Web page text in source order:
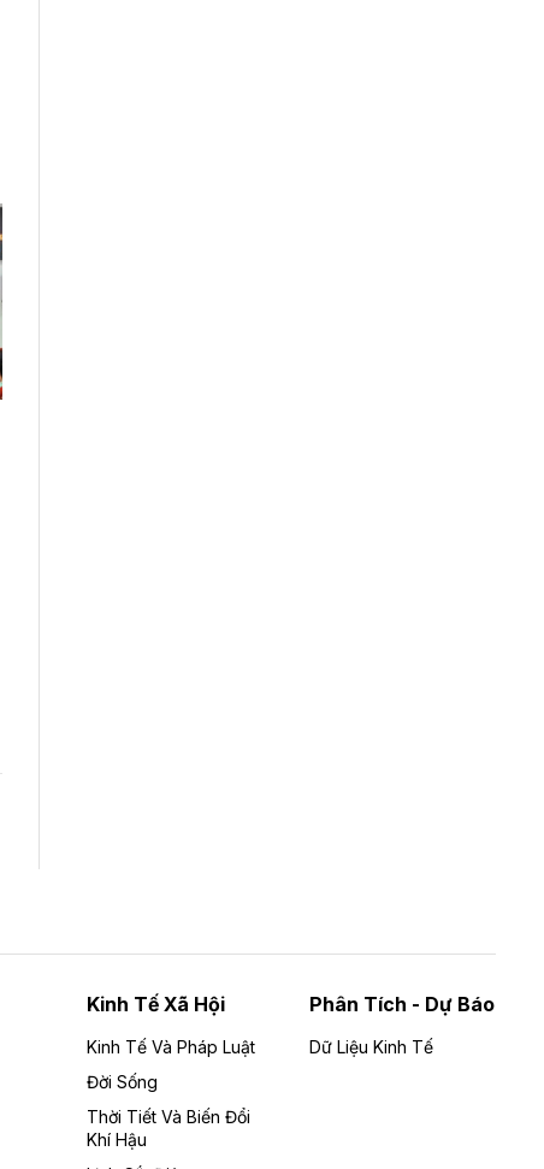
Kinh Tế Xã Hội
Kinh Tế Và Pháp Luật
Đời Sống
Thời Tiết Và Biến Đổi
Khí Hậu
Phân Tích - Dự Báo
Dữ Liệu Kinh Tế